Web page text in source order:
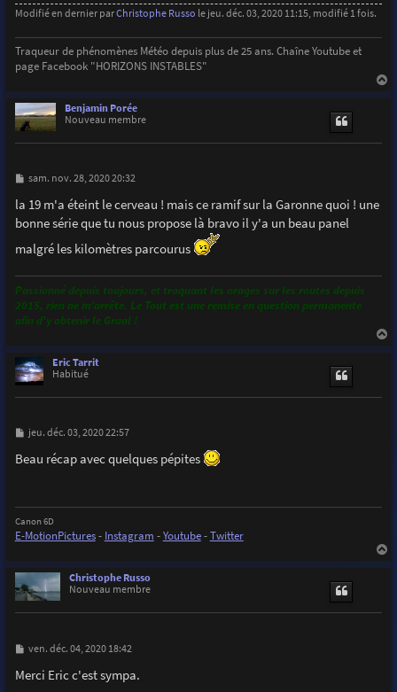
Modifié en dernier parChristophe Russo le jeu. déc. 03, 2020 11:15, modifié 1 fois.
Traqueur de phénomènes Météo depuis plus de 25 ans. Chaîne Youtube et
page Facebook "HORIZONS INSTABLES"
Benjamin Porée
Nouveau membre
M
s
s
a
e
sam. nov. 28, 2020 20:32
la 19 m'a éteint le cerveau ! mais ce ramif sur la Garonne quoi ! une
bonne série que tu nous propose là bravo il y'a un beau panel
malgré les kilomètres parcourus
Passionné depuis toujours, et traquant les orages sur les routes depuis
2015, rien ne m’arrête. Le Tout est une remise en question permanente
afin d'y obtenir le Graal !
Eric Tarrit
Habitué
M
s
s
jeu. déc. 03, 2020 22:57
Beau récap avec quelques pépites
Canon 6D
E-MotionPictures- Instagram -Youtube-Twitter
Christophe Russo
Nouveau membre
M
s
s
ven. déc. 04, 2020 18:42
Merci Eric c'est sympa.